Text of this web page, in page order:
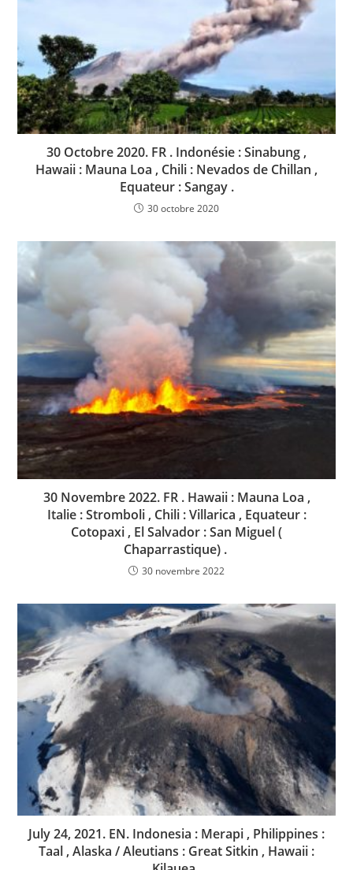
30 Octobre 2020. FR . Indonésie : Sinabung ,
Hawaii : Mauna Loa , Chili : Nevados de Chillan ,
Equateur : Sangay .
30 octobre 2020
30 Novembre 2022. FR . Hawaii : Mauna Loa ,
Italie : Stromboli , Chili : Villarica , Equateur :
Cotopaxi , El Salvador : San Miguel (
Chaparrastique) .
30 novembre 2022
July 24, 2021. EN. Indonesia : Merapi , Philippines :
Taal , Alaska / Aleutians : Great Sitkin , Hawaii :